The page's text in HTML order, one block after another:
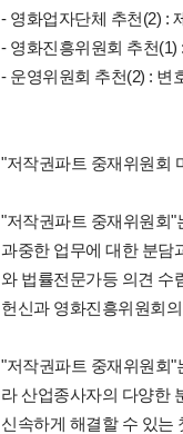
- 영화업자단체 추천(2) :
- 영화진흥위원회 추천(1)
- 운영위원회 추천(2) : 변
"저작권파트 중재위원회
"저작권파트 중재위원회"
과중한 업무에 대한 분담
와 법률전문가등 의견 수
헌신과 영화진흥위원회
"저작권파트 중재위원회"
라 산업종사자의 다양한
신속하게 해결할 수 있는